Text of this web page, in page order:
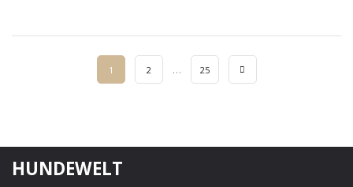
1 2 … 25
HUNDEWELT